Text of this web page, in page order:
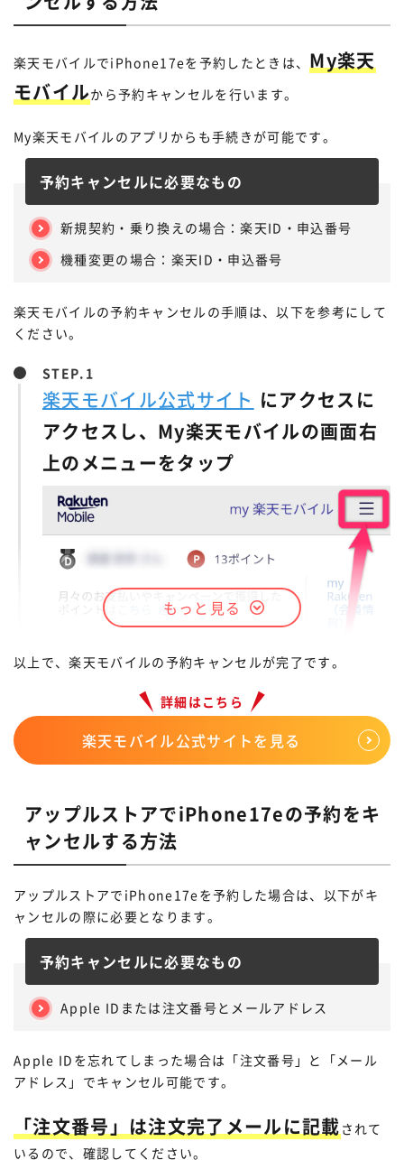
キャンセルの場合でも「お申し込み内容の確認・変更」
を選択してください。
STEP.
予約中の機種選択で「移動機」をタップ
契約種別を選ぶ
手続き内容を選択しログインする
新規契約・乗り換えの場合は受付番号・暗証番号などの
入力が必要です。機種変更の場合はdアカウントでログ
インできます。
STEP.
をタップ
楽天モバイルでiPhone17eを予約したときは、 My楽天
モバイルから予約キャンセルを行います。
My楽天モバイルのアプリからも手続きが可能です。
予約キャンセルに必要なもの
新規契約・乗り換えの場合：楽天ID・申込番号
機種変更の場合：楽天ID・申込番号
楽天モバイルの予約キャンセルの手順は、以下を参考にして
ください。
STEP.
楽天モバイル公式サイト にアクセスに
アクセスし、My楽天モバイルの画面右
上のメニューをタップ
STEP.
「申し込み履歴」をタップ
もっと見る
以上で、楽天モバイルの予約キャンセルが完了です。
詳細はこちら
楽天モバイル公式サイトを見る
アップルストアでiPhone17eの予約をキ
ャンセルする方法
アップルストアでiPhone17eを予約した場合は、以下がキ
ャンセルの際に必要となります。
予約キャンセルに必要なもの
Apple IDまたは注文番号とメールアドレス
Apple IDを忘れてしまった場合は「注文番号」と「メール
アドレス」でキャンセル可能です。
「注文番号」は注文完了メールに記載 されて
いるので、確認してください。